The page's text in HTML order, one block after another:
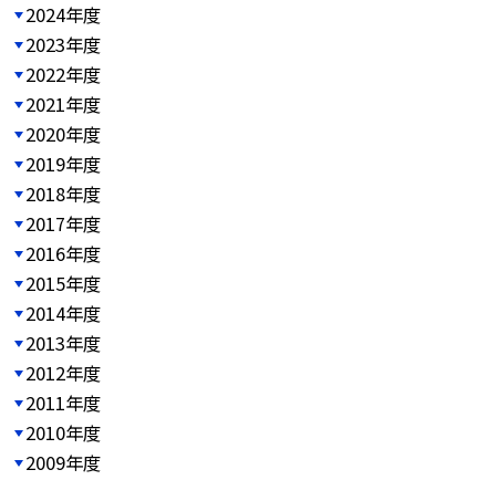
2024年度
2023年度
2022年度
2021年度
2020年度
2019年度
2018年度
2017年度
2016年度
2015年度
2014年度
2013年度
2012年度
2011年度
2010年度
2009年度